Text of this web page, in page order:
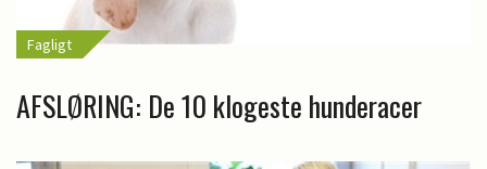
Fagligt
AFSLØRING: De 10 klogeste hunderacer